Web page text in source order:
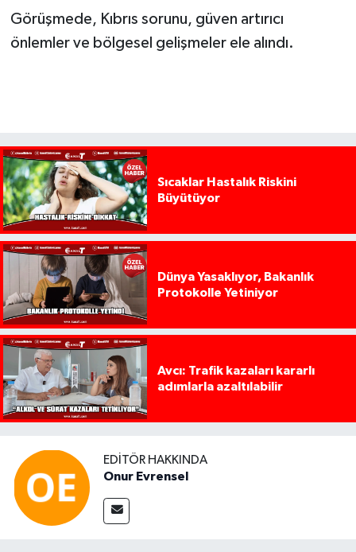
Görüşmede, Kıbrıs sorunu, güven artırıcı
önlemler ve bölgesel gelişmeler ele alındı.
Sıcaklar Hastalık Riskini
Büyütüyor
Dünya Yasaklıyor, Bakanlık
Protokolle Yetiniyor
Avcı: Trafik kazaları kararlı
adımlarla azaltılabilir
EDITÖR HAKKINDA
Onur Evrensel